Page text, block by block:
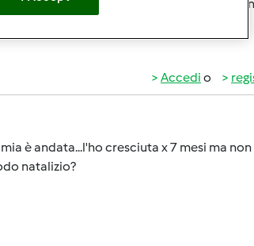
alveolata e spugnosa e gettando
Accedi o
è andata...l'ho cresciuta x 7 mesi ma
natalizio?